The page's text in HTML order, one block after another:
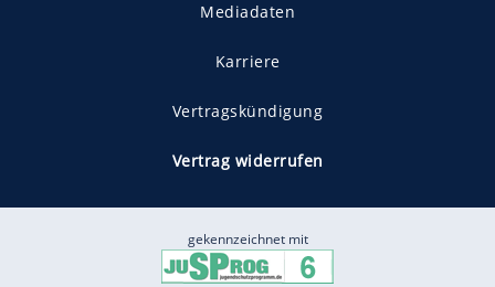
Mediadaten
Karriere
Vertragskündigung
Vertrag widerrufen
gekennzeichnet mit